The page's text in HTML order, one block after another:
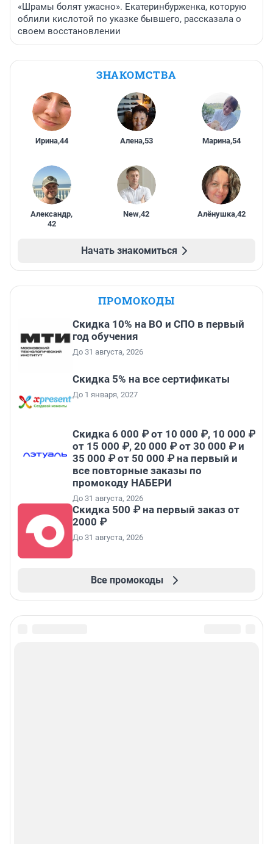
«Шрамы болят ужасно». Екатеринбурженка, которую
облили кислотой по указке бывшего, рассказала о
своем восстановлении
ЗНАКОМСТВА
Ирина,44 Алена,53 Марина,54
Александр,
42
New,42 Алёнушка,42
Начать знакомиться
ПРОМОКОДЫ
Скидка 10% на ВО и СПО в первый
год обучения
До 31 августа, 2026
Скидка 5% на все сертификаты
До 1 января, 2027
Скидка 6 000 ₽ от 10 000 ₽, 10 000 ₽
от 15 000 ₽, 20 000 ₽ от 30 000 ₽ и
35 000 ₽ от 50 000 ₽ на первый и
все повторные заказы по
промокоду НАБЕРИ
До 31 августа, 2026
Скидка 500 ₽ на первый заказ от
2000 ₽
До 31 августа, 2026
Все промокоды